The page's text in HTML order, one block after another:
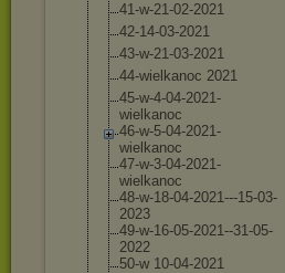
41-w-21-02-2021
42-14-03-2021
43-w-21-03-2021
44-wielkanoc 2021
45-w-4-04-2021-
wielkanoc
46-w-5-04-2021-
wielkanoc
47-w-3-04-2021-
wielkanoc
48-w-18-04-2021---15-03-
2023
49-w-16-05-2021--31-05-
2022
50-w 10-04-2021